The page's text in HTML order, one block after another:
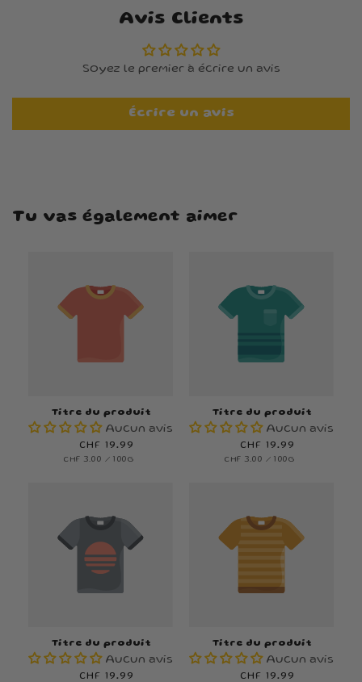
Avis Clients
Soyez le premier à écrire un avis
Écrire un avis
Tu vas également aimer
Titre du produit
Aucun avis
Prix
habituel
CHF 19.99
PRIX
CHF 3.00 / PAR
100G
Titre du produit
Aucun avis
Prix
habituel
CHF 19.99
PRIX
CHF 3.00 / PAR
100G
Titre du produit
Aucun avis
Prix
CHF 19.99
Titre du produit
Aucun avis
Prix
CHF 19.99